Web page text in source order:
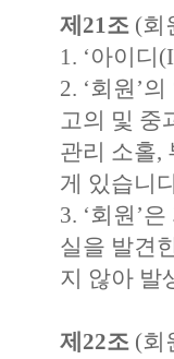
제21조 (회
1. ‘아이디
2. ‘회원’
고의 및 중
관리 소홀,
게 있습니
3. ‘회원’
실을 발견
지 않아 발
제22조 (회